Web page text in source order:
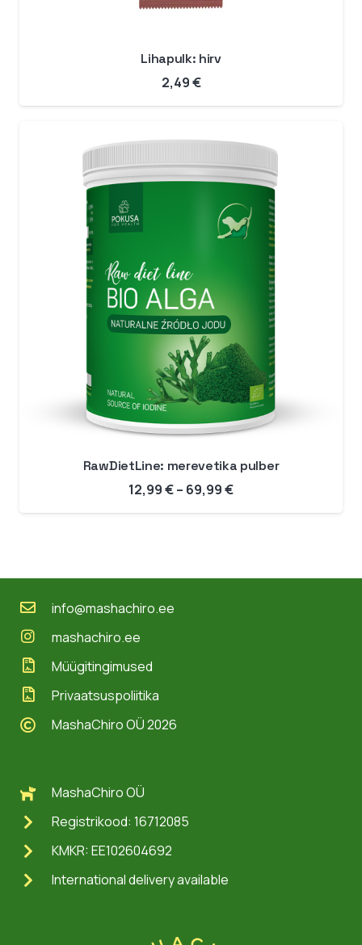
Lihapulk: hirv
2,49€
RawDietLine: merevetika pulber
12,99€– 69,99€Hinnavahemik:
12,99 €
MashaChiro OÜ
Registrikood: 16712085
KMKR: EE102604692
International delivery available
info@mashachiro.ee
mashachiro.ee
Müügitingimused
Privaatsuspoliitika
MashaChiro OÜ 2026